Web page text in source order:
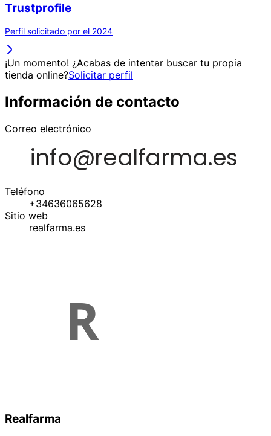
Trustprofile
Perfil solicitado por el 2024
¡Un momento! ¿Acabas de intentar buscar tu propia
tienda online?Solicitar perfil
Información de contacto
Correo electrónico
Teléfono
+34636065628
Sitio web
realfarma.es
Realfarma